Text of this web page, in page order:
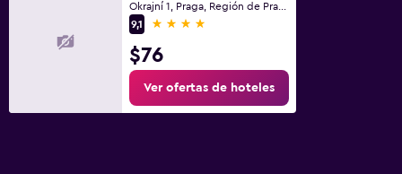
9,1
4 estrellas
$76
Ver ofertas de hoteles